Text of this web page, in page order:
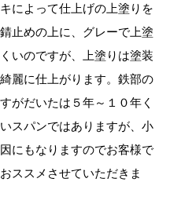
によって仕上げの上塗りを
止めの上に、グレーで上塗
いのですが、上塗りは塗装
麗に仕上がります。鉄部の
がだいたは５年～１０年く
スパンではありますが、小
にもなりますのでお客様で
ススメさせていただきま